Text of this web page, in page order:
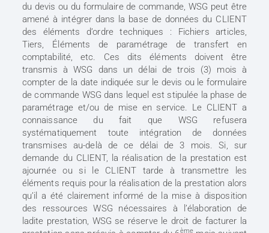
du devis ou du formulaire de commande, WSG peut être
amené à intégrer dans la base de données du CLIENT
des éléments d’ordre techniques : Fichiers articles,
Tiers, Éléments de paramétrage de transfert en
comptabilité, etc. Ces dits éléments doivent être
transmis à WSG dans un délai de trois (3) mois à
compter de la date indiquée sur le devis ou le formulaire
de commande WSG dans lequel est stipulée la phase de
paramétrage et/ou de mise en service. Le CLIENT a
connaissance du fait que WSG refusera
systématiquement toute intégration de données
transmises au-delà de ce délai de 3 mois. Si, sur
demande du CLIENT, la réalisation de la prestation est
ajournée ou si le CLIENT tarde à transmettre les
éléments requis pour la réalisation de la prestation alors
qu’il a été clairement informé de la mise à disposition
des ressources WSG nécessaires à l’élaboration de
ladite prestation, WSG se réserve le droit de facturer la
ème